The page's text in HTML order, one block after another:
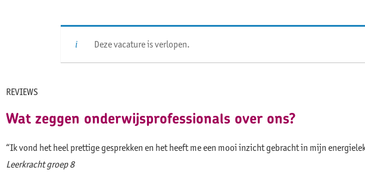
Deze vacature is verlopen.
REVIEWS
Wat zeggen onderwijsprofessionals over ons?
“Ik vond het heel prettige gesprekken en het heeft me een mooi inzicht gebracht in mijn
Leerkracht groep 8